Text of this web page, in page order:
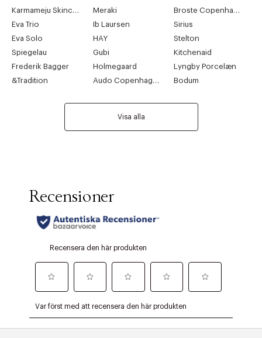
Karmameju Skincare
Meraki
Broste Copenhagen
Eva Trio
Ib Laursen
Sirius
Eva Solo
HAY
Stelton
Spiegelau
Gubi
Kitchenaid
Frederik Bagger
Holmegaard
Lyngby Porcelæn
&Tradition
Audo Copenhagen Bodum
Visa alla